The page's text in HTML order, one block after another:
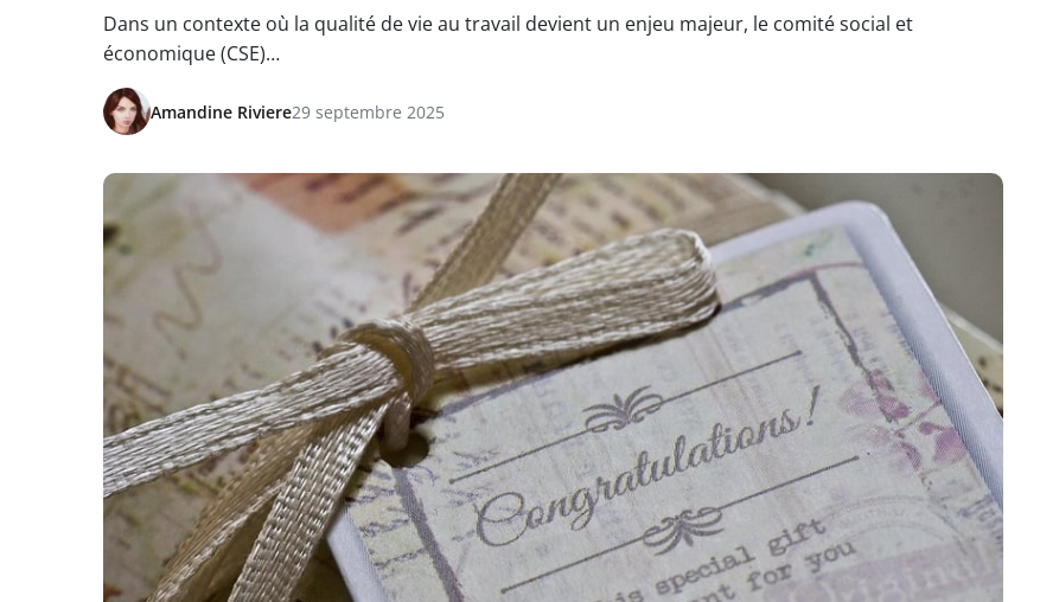
Dans un contexte où la qualité de vie au travail devient un enjeu majeur, le comité social et
économique (CSE)…
Amandine Riviere29 septembre 2025